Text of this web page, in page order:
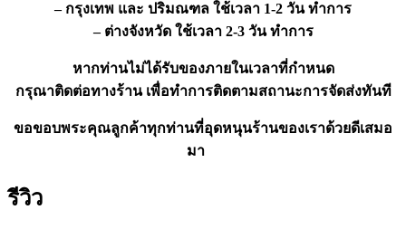
– กรุงเทพ และ ปริมณฑล ใช้เวลา 1-2 วัน ทำการ
– ต่างจังหวัด ใช้เวลา 2-3 วัน ทำการ
หากท่านไม่ได้รับของภายในเวลาที่กำหนด
กรุณาติดต่อทางร้าน เพื่อทำการติดตามสถานะการจัดส่งทันที
ขอขอบพระคุณลูกค้าทุกท่านที่อุดหนุนร้านของเราด้วยดีเสมอ
มา
รีวิว